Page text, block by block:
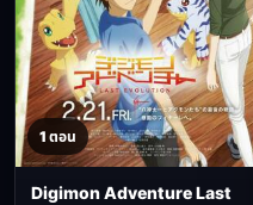
1 ตอน
Digimon Adventure Last